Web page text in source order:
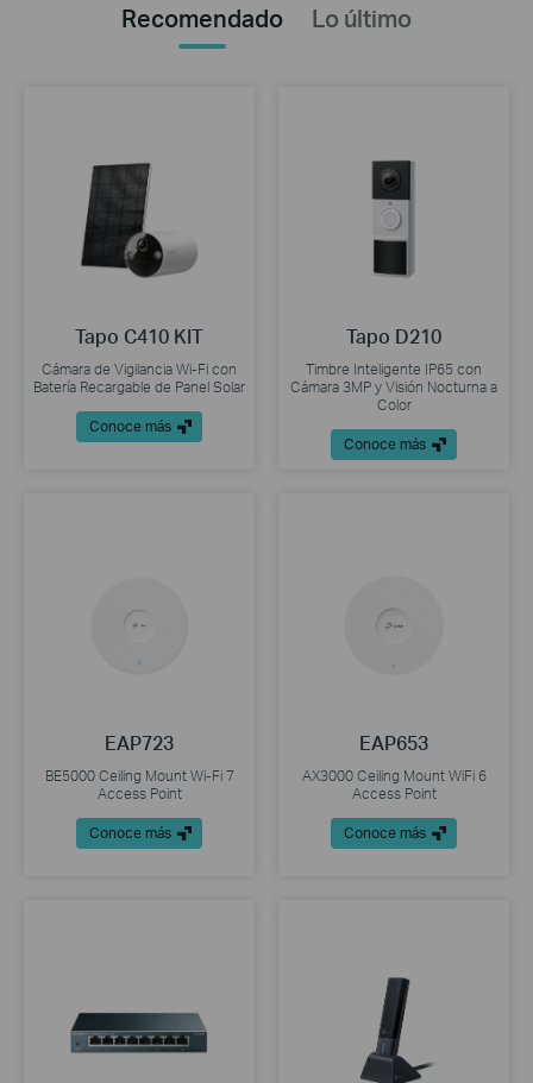
Recomendado Lo último
Tapo C410 KIT
Cámara de Vigilancia Wi-Fi con
Batería Recargable de Panel Solar
Conoce más
Tapo D210
Timbre Inteligente IP65 con
Cámara 3MP y Visión Nocturna a
Color
Conoce más
EAP723
BE5000 Ceiling Mount Wi-Fi 7
Access Point
Conoce más
EAP653
AX3000 Ceiling Mount WiFi 6
Access Point
Conoce más